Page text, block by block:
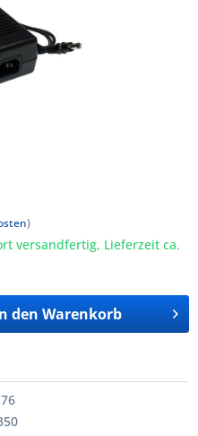
)
versandfertig, Lieferzeit ca.
den Warenkorb